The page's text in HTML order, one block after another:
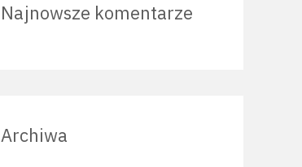
Najnowsze komentarze
Archiwa